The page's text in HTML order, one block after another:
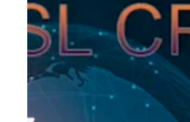
MASTER
NO
FUNCIONA
BIEN